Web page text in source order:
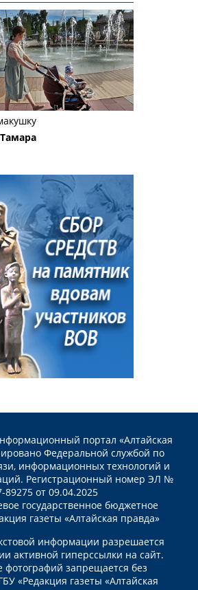
портал «Алтайская
Федеральной службой по
информационных технологий и
Регистрационный номер ЭЛ №
89275 от 09.04.2025
государственное бюджетное
газеты «Алтайская правда»
информации разрешается
активной гиперссылки на сайт.
фотографий запрещается без
«Редакция газеты «Алтайская